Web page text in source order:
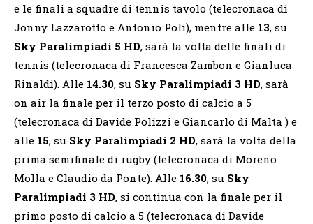
e le finali a squadre di tennis tavolo (telecronaca di
Jonny Lazzarotto e Antonio Poli), mentre alle 13, su
Sky Paralimpiadi 5 HD, sarà la volta delle finali di
tennis (telecronaca di Francesca Zambon e Gianluca
Rinaldi). Alle 14.30, su Sky Paralimpiadi 3 HD, sarà
on air la finale per il terzo posto di calcio a 5
(telecronaca di Davide Polizzi e Giancarlo di Malta ) e
alle 15, su Sky Paralimpiadi 2 HD, sarà la volta della
prima semifinale di rugby (telecronaca di Moreno
Molla e Claudio da Ponte). Alle 16.30, su Sky
Paralimpiadi 3 HD, si continua con la finale per il
primo posto di calcio a 5 (telecronaca di Davide